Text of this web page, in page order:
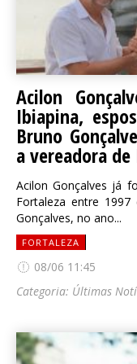
Acilon
Ibiapina,
Bruno
a vereadora de
Acilon Gonçalves já
Fortaleza entre
Gonçalves, no ano...
FORTALEZA
08/06 11:45
Categoria: Últimas